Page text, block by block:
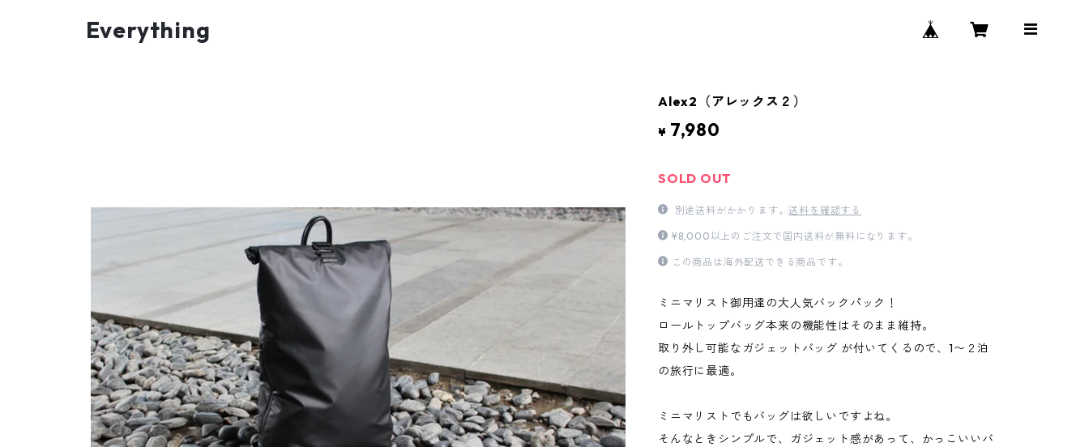
Everything
Alex2（アレックス２）
¥ 7,980
SOLD OUT
別途送料がかかります。送料を確認する
¥8,000以上のご注文で国内送料が無料になります。
この商品は海外配送できる商品です。
ミニマリスト御用達の大人気バックパック！
ロールトップバッグ本来の機能性はそのまま維持。
取り外し可能なガジェットバッグ が付いてくるので、1〜２泊
の旅行に最適。
ミニマリストでもバッグは欲しいですよね。
そんなときシンプルで、ガジェット感があって、かっこいいバ